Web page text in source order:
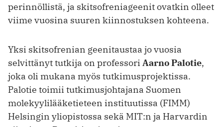
perinnöllistä, ja skitsofreniageenit ovatkin olleet
viime vuosina suuren kiinnostuksen kohteena.
Yksi skitsofrenian geenitaustaa jo vuosia
selvittänyt tutkija on professori Aarno Palotie,
joka oli mukana myös tutkimusprojektissa.
Palotie toimii tutkimusjohtajana Suomen
molekyylilääketieteen instituutissa (FIMM)
Helsingin yliopistossa sekä MIT:n ja Harvardin